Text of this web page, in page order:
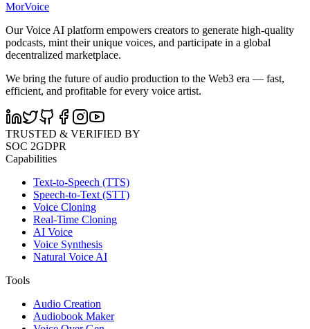
MorVoice
Our Voice AI platform empowers creators to generate high-quality
podcasts, mint their unique voices, and participate in a global
decentralized marketplace.
We bring the future of audio production to the Web3 era — fast,
efficient, and profitable for every voice artist.
TRUSTED & VERIFIED BY
SOC 2GDPR
Capabilities
Text-to-Speech (TTS)
Speech-to-Text (STT)
Voice Cloning
Real-Time Cloning
AI Voice
Voice Synthesis
Natural Voice AI
Tools
Audio Creation
Audiobook Maker